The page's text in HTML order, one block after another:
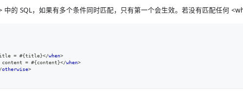
的 SQL，如果有多个条件同时匹配，只有第一个会生效。若没有匹配任何
= #{title}</when>
content = #{content}</when>
otherwise>